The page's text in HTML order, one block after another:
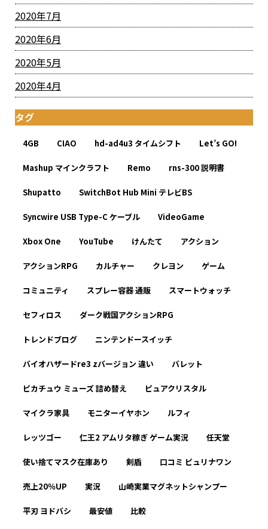
2020年7月
2020年6月
2020年5月
2020年4月
タグ
4GB CIAO hd-ad4u3 タイムシフト Let’s GO!
Mashup マインクラフト Remo rns-300 説明書
Shupatto SwitchBot Hub Mini テレビBS
Syncwire USB Type-C ケーブル VideoGame
Xbox One YouTube けんたて アクション
アクションRPG カルチャー クレヨン ゲーム
コミュニティ スプレー容器 通販 スマートウォッチ
セフィロス ダーク戦国アクションRPG
トレンドブログ ニンテンドースイッチ
バイオハザードre3 zバージョン 違い バレット
ピカチュウ ミューズ 詰め替え ピュアクリスタル
マイクラ家具 モニターイヤホン ルフィ
レッツゴー 仁王2 アムリタ稼ぎ ゲーム実況 任天堂
使い捨てマスク在庫あり 剣盾 口コミ ピュリナワン
売上20％UP 実況 山崎実業マグネットシャンプー
平刃 ヨドバシ 最安値 比較